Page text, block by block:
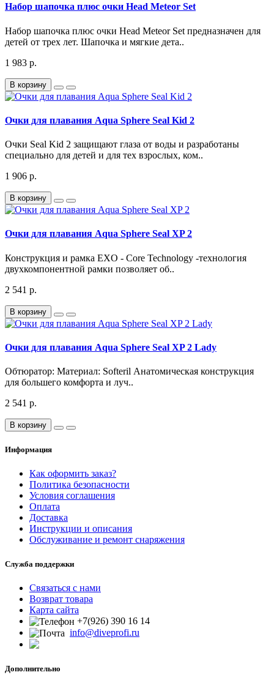
Набор шапочка плюс очки Head Meteor Set
Набор шапочка плюс очки Head Meteor Set предназначен для
детей от трех лет. Шапочка и мягкие дета..
1 983 р.
В корзину
Очки для плавания Aqua Sphere Seal Kid 2
Очки Seal Kid 2 защищают глаза от воды и разработаны
специально для детей и для тех взрослых, ком..
1 906 р.
В корзину
Очки для плавания Aqua Sphere Seal XP 2
Конструкция и рамка EXO - Core Technology -технология
двухкомпонентной рамки позволяет об..
2 541 р.
В корзину
Очки для плавания Aqua Sphere Seal XP 2 Lady
Обтюратор: Материал: Softeril Анатомическая конструкция
для большего комфорта и луч..
2 541 р.
В корзину
Информация
Как оформить заказ?
Политика безопасности
Условия соглашения
Оплата
Доставка
Инструкции и описания
Обслуживание и ремонт снаряжения
Служба поддержки
Связаться с нами
Возврат товара
Карта сайта
+7(926) 390 16 14
info@diveprofi.ru
Дополнительно